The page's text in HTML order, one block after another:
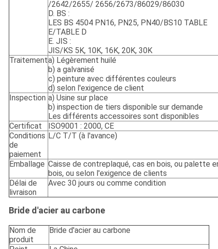
/2642/2655/ 2656/2673/86029/86030
D. BS :
LES BS 4504 PN16, PN25, PN40/BS10 TABLE
E/TABLE D
E. JIS :
JIS/KS 5K, 10K, 16K, 20K, 30K
Traitementa) Légèrement huilé
b) a galvanisé
c) peinture avec différentes couleurs
d) selon l'exigence de client
Inspection a) Usine sur place
b) inspection de tiers disponible sur demande
Les différents accessoires sont disponibles
Certificat
ISO9001 : 2000, CE
Conditions
de
paiement
L/C T/T (à l'avance)
Emballage Caisse de contreplaqué, cas en bois, ou palette
bois, ou selon l'exigence de clients
Délai de
livraison
Avec 30 jours ou comme condition
Bride d'acier au carbone
Nom de
produit
Bride d'acier au carbone